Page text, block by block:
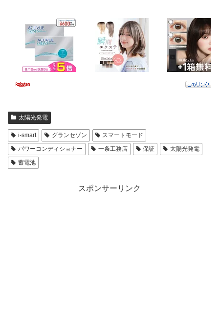
太陽光発電
i-smart グランセゾン
スマートモード
パワーコンディショナー
一条工務店 保証
太陽光発電
蓄電池
スポンサーリンク